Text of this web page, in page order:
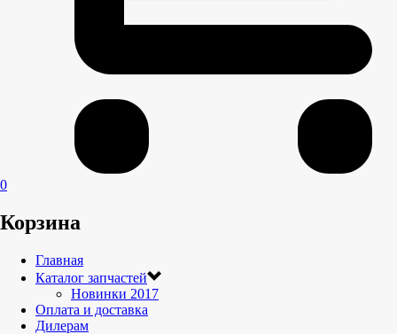
0
Корзина
Главная
Каталог запчастей
Новинки 2017
Оплата и доставка
Дилерам